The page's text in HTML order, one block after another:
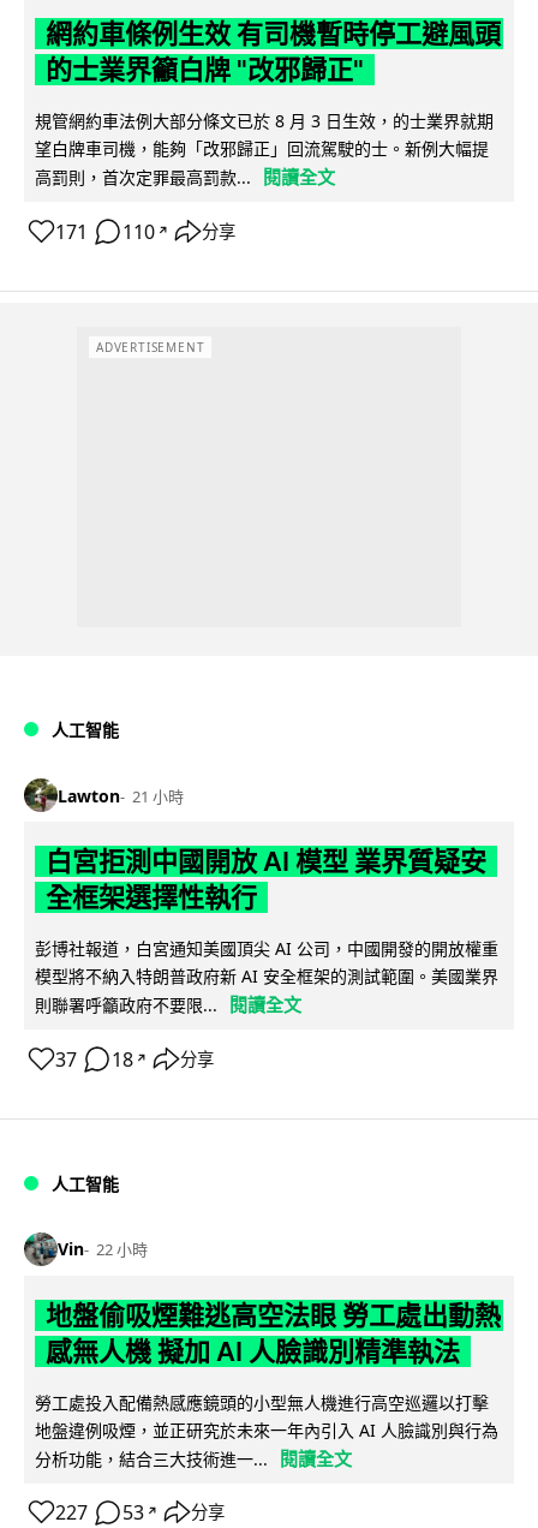
網約車條例生效 有司機暫時停工避風頭
的士業界籲白牌 "改邪歸正"
規管網約車法例大部分條文已於 8 月 3 日生效，的士業界就期
望白牌車司機，能夠「改邪歸正」回流駕駛的士。新例大幅提
高罰則，首次定罪最高罰款...
閱讀全文
171 110 ↗ 分享
ADVERTISEMENT
人工智能
Lawton 21 小時
白宮拒測中國開放 AI 模型 業界質疑安
全框架選擇性執行
彭博社報道，白宮通知美國頂尖 AI 公司，中國開發的開放權重
模型將不納入特朗普政府新 AI 安全框架的測試範圍。美國業界
則聯署呼籲政府不要限...
閱讀全文
37 18 ↗ 分享
人工智能
Vin 22 小時
地盤偷吸煙難逃高空法眼 勞工處出動熱
感無人機 擬加 AI 人臉識別精準執法
勞工處投入配備熱感應鏡頭的小型無人機進行高空巡邏以打擊
地盤違例吸煙，並正研究於未來一年內引入 AI 人臉識別與行為
分析功能，結合三大技術進一...
閱讀全文
227 53 ↗ 分享